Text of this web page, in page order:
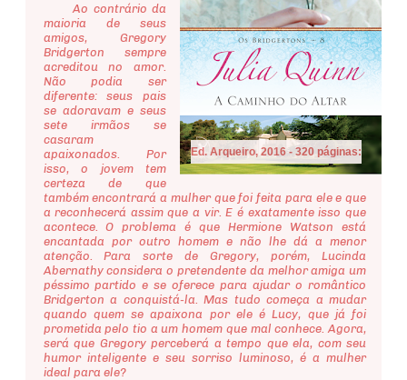
Ed. Arqueiro, 2016 - 320 páginas:
Ao contrário da
maioria de seus
amigos, Gregory
Bridgerton sempre
acreditou no amor.
Não podia ser
diferente: seus pais
se adoravam e seus
sete irmãos se
casaram
apaixonados. Por
isso, o jovem tem
certeza de que
também encontrará a mulher que foi feita para ele e que
a reconhecerá assim que a vir. E é exatamente isso que
acontece. O problema é que Hermione Watson está
encantada por outro homem e não lhe dá a menor
atenção. Para sorte de Gregory, porém, Lucinda
Abernathy considera o pretendente da melhor amiga um
péssimo partido e se oferece para ajudar o romântico
Bridgerton a conquistá-la. Mas tudo começa a mudar
quando quem se apaixona por ele é Lucy, que já foi
prometida pelo tio a um homem que mal conhece. Agora,
será que Gregory perceberá a tempo que ela, com seu
humor inteligente e seu sorriso luminoso, é a mulher
ideal para ele?